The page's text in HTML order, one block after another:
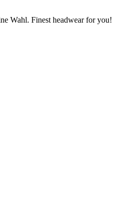
Wahl. Finest headwear for you!